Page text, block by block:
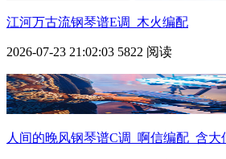
江河万古流钢琴谱E调_木火编配
2026-07-23 21:02:03 5822 阅读
人间的晚风钢琴谱C调_啊信编配_含大